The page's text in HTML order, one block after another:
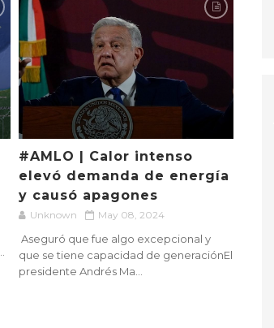
#AMLO | Calor intenso
elevó demanda de energía
y causó apagones
Unknown May 08, 2024
Aseguró que fue algo excepcional y
que se tiene capacidad de generaciónEl
presidente Andrés Ma...